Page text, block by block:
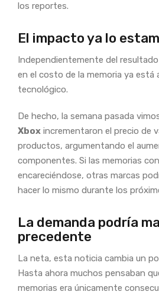
los reportes.
El impacto ya lo
Independientemente del
en el costo de la memoria ya está
tecnológico.
De hecho, la semana pasada
Xbox incrementaron el precio de
productos, argumentando el
componentes. Si las memorias
encareciéndose, otras marcas
hacer lo mismo durante los
La demanda podría
precedente
La neta, esta noticia cambia un
Hasta ahora muchos pensaban
memorias era únicamente